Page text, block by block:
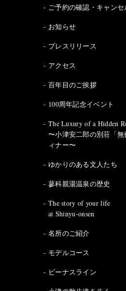
ご予約の確認・キャンセ
お知らせ
プレスリリース
アクセス
百年目のご挨拶
100周年記念イベント
The Luxury of a Hidden
〜小津安二郎の別荘「
ィナー〜
ゆかりのある文人たち
蓼科親湯温泉の歴史
The story of your life
at Shinyu-onsen
名所のご紹介
モデルコース
ビーナスライン